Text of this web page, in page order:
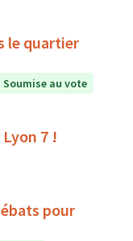
le quartier
Soumise au vote
7 !